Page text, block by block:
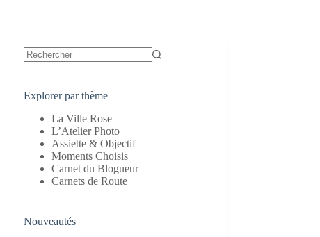
Explorer par thème
La Ville Rose
L’Atelier Photo
Assiette & Objectif
Moments Choisis
Carnet du Blogueur
Carnets de Route
Nouveautés